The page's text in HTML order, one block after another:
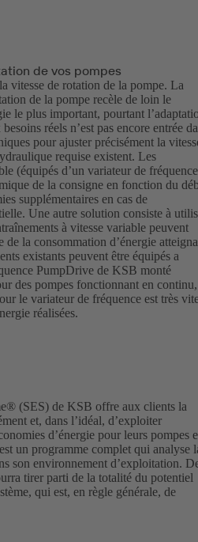
de vos pompes
vitesse de rotation de la pompe. La
de la pompe recèle de loin le
le plus important, pourtant
réels n’est pas encore entrée
pour ajuster précisément la
requise existent. Les
(équipés d’un variateur de
de la consigne en fonction du
supplémentaires en cas de
Une autre solution consiste à
à vitesse variable peuvent
de la consommation d’énergie
existants peuvent être équipés a
PumpDrive de KSB monté
des pompes fonctionnant en continu,
le variateur de fréquence est très
réalisées.
(SES) de KSB offre aux clients la
et, dans l’idéal, d’exploiter
d’énergie pour leurs pompes
un programme complet qui analyse
son environnement d’exploitation.
tirer parti de la totalité du potentiel
qui est, en règle générale, de